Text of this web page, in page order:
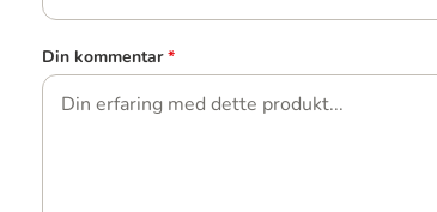
Din kommentar *